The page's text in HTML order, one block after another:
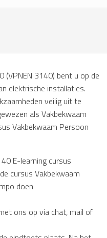
(VPNEN 3140) bent u op de
elektrische installaties.
veilig uit te
als Vakbekwaam
Vakbekwaam Persoon
E-learning cursus
cursus Vakbekwaam
doen
ons op via chat, mail of